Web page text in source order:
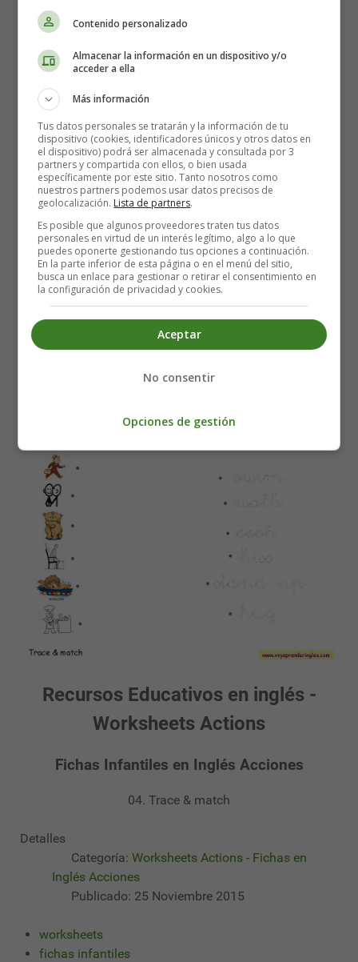
Fichas Infantiles en Inglés Acciones
03. Trace & match
Detalles
Inglés Acciones
Publicado: 25 Noviembre 2015
worksheets
fichas infantiles
Actions
acciones
Leer más: Worksheets Actions 03 - Fichas Acciones en
Inglés
Worksheets Actions 04 - Fichas
Acciones en Inglés
Recursos Educativos en inglés -
Worksheets Actions
Fichas Infantiles en Inglés Acciones
04. Trace & match
Detalles
Categoría: Worksheets Actions - Fichas en
Inglés Acciones
Publicado: 25 Noviembre 2015
worksheets
fichas infantiles
Contenido personalizado
Almacenar la información en un dispositivo y/o
acceder a ella
Más información
Tus datos personales se tratarán y la información de tu
dispositivo (cookies, identificadores únicos y otros datos en
el dispositivo) podrá ser almacenada y consultada por 3
partners y compartida con ellos, o bien usada
específicamente por este sitio. Tanto nosotros como
nuestros partners podemos usar datos precisos de
geolocalización. Lista de partners.
Es posible que algunos proveedores traten tus datos
personales en virtud de un interés legítimo, algo a lo que
puedes oponerte gestionando tus opciones a continuación.
En la parte inferior de esta página o en el menú del sitio,
busca un enlace para gestionar o retirar el consentimiento en
la configuración de privacidad y cookies.
Aceptar
No consentir
Opciones de gestión